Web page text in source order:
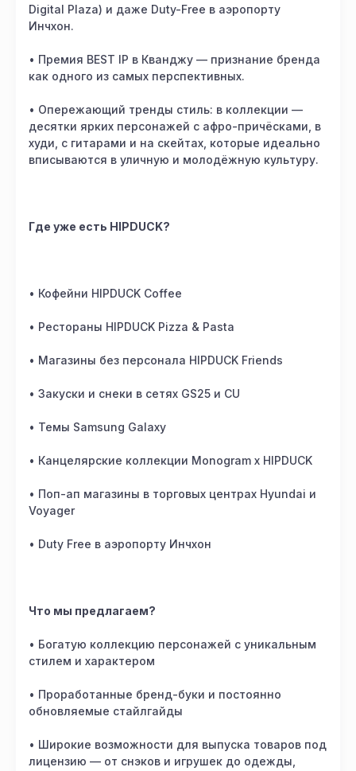
Digital Plaza) и даже Duty-Free в аэропорту
Инчхон.
• Премия BEST IP в Кванджу — признание бренда
как одного из самых перспективных.
• Опережающий тренды стиль: в коллекции —
десятки ярких персонажей с афро-причёсками, в
худи, с гитарами и на скейтах, которые идеально
вписываются в уличную и молодёжную культуру.
Где уже есть HIPDUCK?
• Кофейни HIPDUCK Coffee
• Рестораны HIPDUCK Pizza & Pasta
• Магазины без персонала HIPDUCK Friends
• Закуски и снеки в сетях GS25 и CU
• Темы Samsung Galaxy
• Канцелярские коллекции Monogram x HIPDUCK
• Поп-ап магазины в торговых центрах Hyundai и
Voyager
• Duty Free в аэропорту Инчхон
Что мы предлагаем?
• Богатую коллекцию персонажей с уникальным
стилем и характером
• Проработанные бренд-буки и постоянно
обновляемые стайлгайды
• Широкие возможности для выпуска товаров под
лицензию — от снэков и игрушек до одежды,